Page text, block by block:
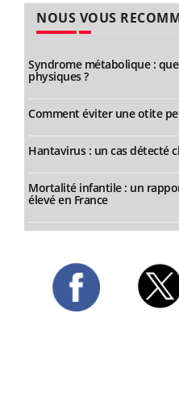
NOUS VOUS
Syndrome métabolique :
physiques ?
Comment éviter une otite
Hantavirus : un cas détecté
Mortalité infantile : un
élevé en France